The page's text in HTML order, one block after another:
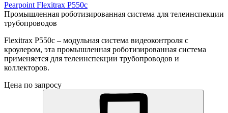
Pearpoint Flexitrax P550c
Промышленная роботизированная система для телеинспекции
трубопроводов
Flexitrax P550c – модульная система видеоконтроля с
кроулером, эта промышленная роботизированная система
применяется для телеинспекции трубопроводов и
коллекторов.
Цена по запросу